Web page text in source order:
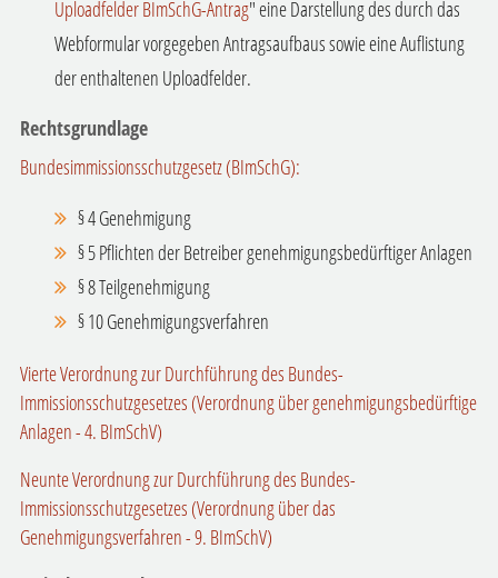
Uploadfelder BImSchG-Antrag" eine Darstellung des durch das
Webformular vorgegeben Antragsaufbaus sowie eine Auflistung
der enthaltenen Uploadfelder.
Rechtsgrundlage
Bundesimmissionsschutzgesetz (BImSchG):
§ 4 Genehmigung
§ 5 Pflichten der Betreiber genehmigungsbedürftiger Anlagen
§ 8 Teilgenehmigung
§ 10 Genehmigungsverfahren
Vierte Verordnung zur Durchführung des Bundes-
Immissionsschutzgesetzes (Verordnung über genehmigungsbedürftige
Anlagen - 4. BImSchV)
Neunte Verordnung zur Durchführung des Bundes-
Immissionsschutzgesetzes (Verordnung über das
Genehmigungsverfahren - 9. BImSchV)